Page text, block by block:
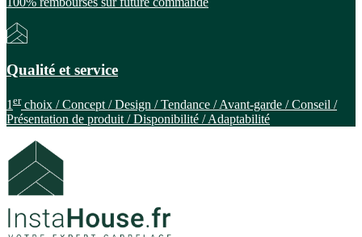
Qualité et service
1 erchoix / Concept / Design / Tendance / Avant-garde / Conseil /
Présentation de produit / Disponibilité / Adaptabilité